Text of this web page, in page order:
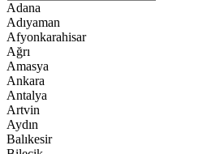
Adana
Adıyaman
Afyonkarahisar
Ağrı
Amasya
Ankara
Antalya
Artvin
Aydın
Balıkesir